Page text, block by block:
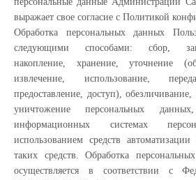
выражает свое согласие с Политикой
Обработка персональных данных
следующими способами: сбор,
накопление, хранение, уточнение
извлечение, использование,
предоставление, доступ),
уничтожение персональных
информационных системах
использованием средств
таких средств. Обработка
осуществляется в соответствии с